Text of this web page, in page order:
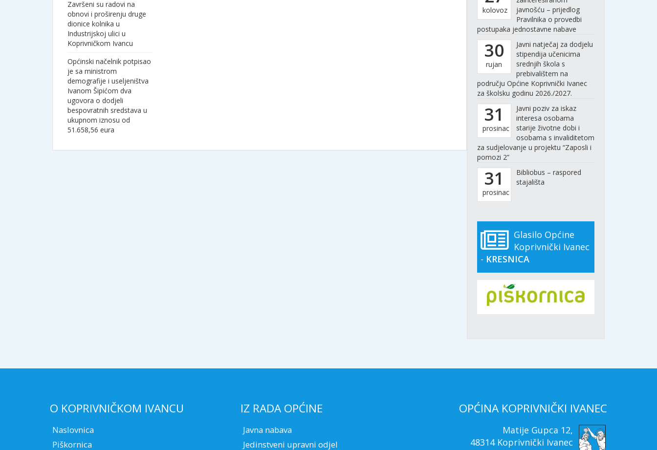
Završeni su radovi na
obnovi i proširenju druge
dionice kolnika u
Industrijskoj ulici u
Koprivničkom Ivancu
Općinski načelnik potpisao
je sa ministrom
demografije i useljeništva
Ivanom Šipićom dva
ugovora o dodjeli
bespovratnih sredstava u
ukupnom iznosu od
51.658,56 eura
kolovoz
javnošću – prijedlog
Pravilnika o provedbi
postupaka jednostavne nabave
30
rujan
Javni natječaj za dodjelu
stipendija učenicima
srednjih škola s
prebivalištem na
području Općine Koprivnički Ivanec
za školsku godinu 2026./2027.
31
prosinac
Javni poziv za iskaz
interesa osobama
starije životne dobi i
osobama s invaliditetom
za sudjelovanje u projektu “Zaposli i
pomozi 2”
31
prosinac
Bibliobus – raspored
stajališta
Glasilo Općine
Koprivnički Ivanec
- KRESNICA
O KOPRIVNIČKOM IVANCU
Naslovnica
Piškornica
IZ RADA OPĆINE
Javna nabava
Jedinstveni upravni odjel
OPĆINA KOPRIVNIČKI IVANEC
Matije Gupca 12,
48314 Koprivnički Ivanec